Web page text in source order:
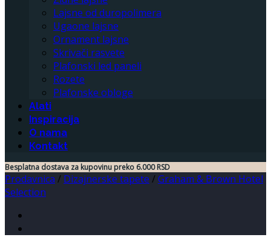
Lajsne od duropolimera
Ugaone lajsne
Ornament lajsne
Skrivači rasvete
Plafonski led paneli
Rozete
Plafonske obloge
Alati
Inspiracija
O nama
Kontakt
Besplatna dostava za kupovinu preko 6.000 RSD
Prodavnica / Dizajnerske tapete /Graham & Brown Hotel
Selection